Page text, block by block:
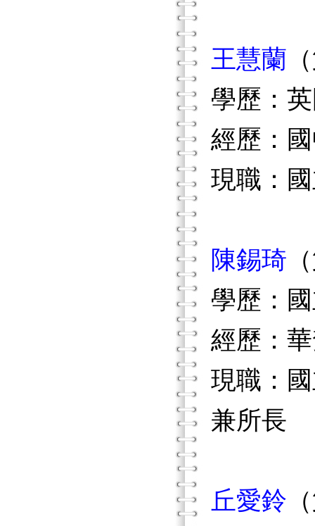
王慧蘭
學歷：
經歷：
現職：
陳錫琦
學歷：
經歷：
現職：
兼所長
丘愛鈴